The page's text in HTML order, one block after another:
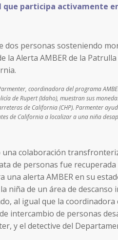
participa activamente
coordinadora del programa
de Rupert (Idaho), muestran sus
de California (CHP). Parmenter
de California a localizar a una niña
una colaboración
de personas fue
una alerta AMBER en su
niña de un área de descanso
al igual que la coordinadora
intercambio de personas
y el detective del